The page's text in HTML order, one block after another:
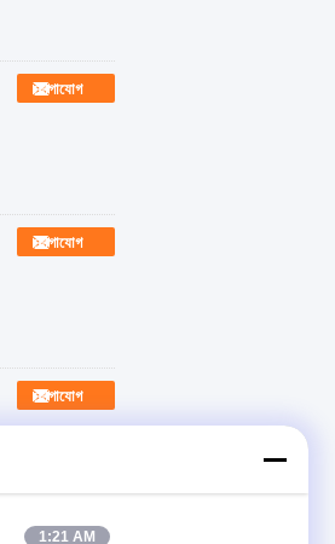
যোগাযোগ
যোগাযোগ
যোগাযোগ
1:21 AM